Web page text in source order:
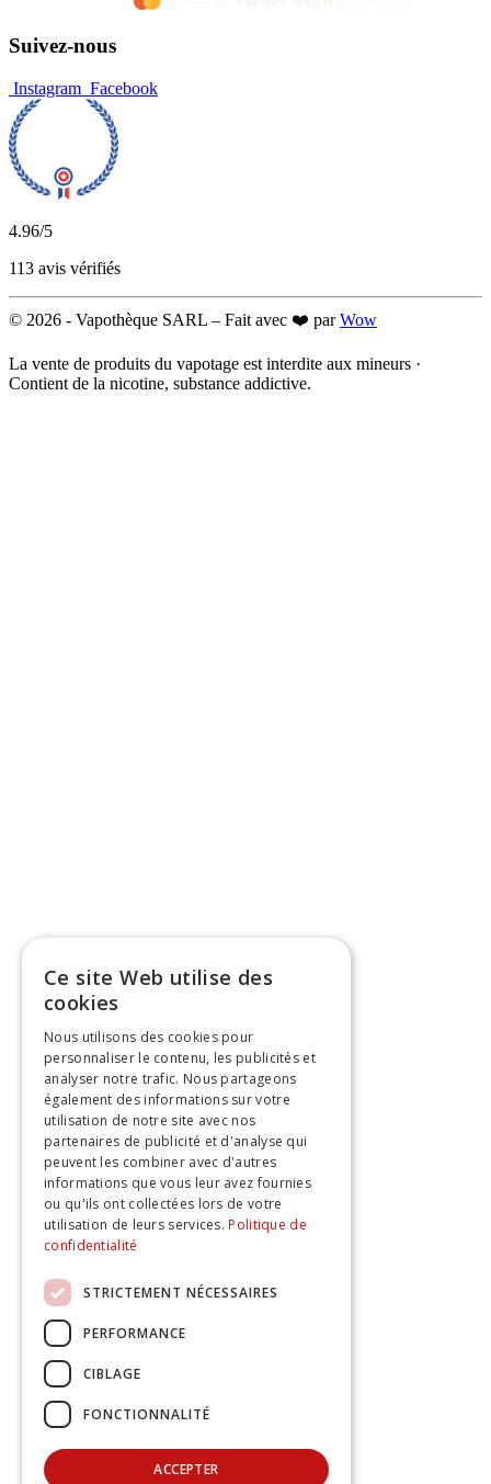
Suivez-nous
Instagram Facebook
4.96/5
113 avis vérifiés
© 2026 - Vapothèque SARL – Fait avec ❤️ parWow
La vente de produits du vapotage est interdite aux mineurs ·
Contient de la nicotine, substance addictive.
Ce site Web utilise des
cookies
Nous utilisons des cookies pour
personnaliser le contenu, les publicités et
analyser notre trafic. Nous partageons
également des informations sur votre
utilisation de notre site avec nos
partenaires de publicité et d'analyse qui
peuvent les combiner avec d'autres
informations que vous leur avez fournies
ou qu'ils ont collectées lors de votre
utilisation de leurs services. Politique de
confidentialité
STRICTEMENT NÉCESSAIRES
PERFORMANCE
CIBLAGE
FONCTIONNALITÉ
ACCEPTER